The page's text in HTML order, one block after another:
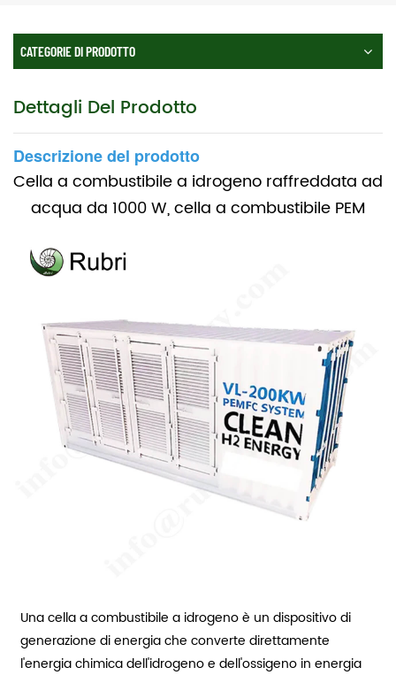
CATEGORIE DI PRODOTTO
Dettagli Del Prodotto
Descrizione del prodotto
Cella a combustibile a idrogeno raffreddata ad
acqua da 1000 W, cella a combustibile PEM
Una cella a combustibile a idrogeno è un dispositivo di
generazione di energia che converte direttamente
l'energia chimica dell'idrogeno e dell'ossigeno in energia